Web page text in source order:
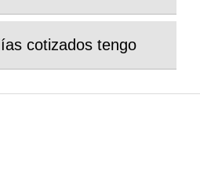
cotizados tengo